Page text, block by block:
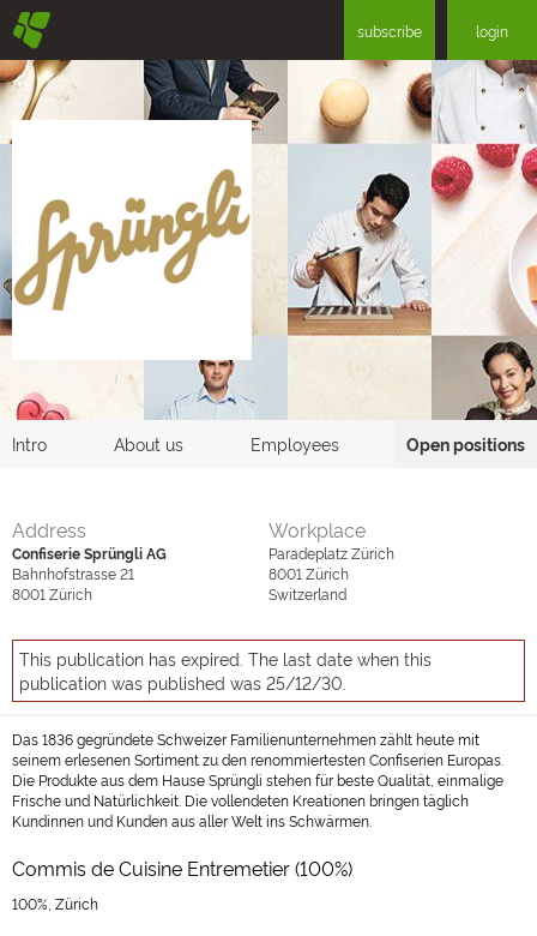
§ subscribe login
Intro About us Employees Open positions
Address
Confiserie Sprüngli AG
Bahnhofstrasse 21
8001 Zürich
Workplace
Paradeplatz Zürich
8001 Zürich
Switzerland
This publication has expired. The last date when this
publication was published was 25/12/30.
Das 1836 gegründete Schweizer Familienunternehmen zählt heute mit
seinem erlesenen Sortiment zu den renommiertesten Confiserien Europas.
Die Produkte aus dem Hause Sprüngli stehen für beste Qualität, einmalige
Frische und Natürlichkeit. Die vollendeten Kreationen bringen täglich
Kundinnen und Kunden aus aller Welt ins Schwärmen.
Commis de Cuisine Entremetier (100%)
100%, Zürich